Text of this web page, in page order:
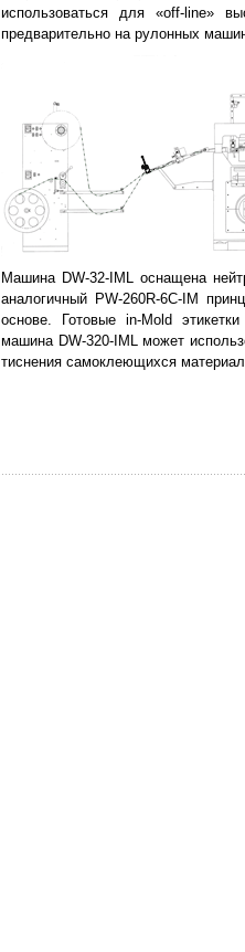
использоваться для «off-line»
предварительно на рулонных
Машина DW-32-IML оснащена
аналогичный PW-260R-6C-IM
основе. Готовые in-Mold
машина DW-320-IML может
тиснения самоклеющихся